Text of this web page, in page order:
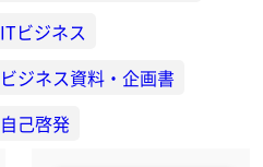
ITビジネス
ビジネス資料・企画書
自己啓発